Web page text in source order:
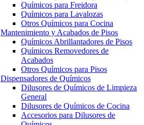
Químicos para Freidora
Químicos para Lavalozas
Otros Químicos para Cocina
Mantenimiento y Acabados de Pisos
Químicos Abrillantadores de Pisos
Químicos Removedores de
Acabados
Otros Químicos para Pisos
Dispensadores de Químicos
Dilusores de Químicos de Limpieza
General
Dilusores de Químicos de Cocina
Accesorios para Dilusores de